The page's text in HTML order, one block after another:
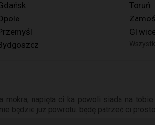
Toruń
Gliwice
mokra, napięta ci ka powoli siada na
będzie już powrotu. będę patrzeć ci